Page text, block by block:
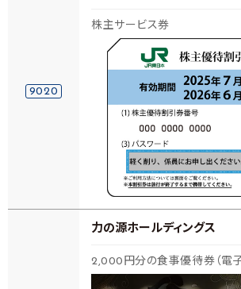
9020
株主サービス券
力の源ホールディングス
2,000円分の食事優待券（電子